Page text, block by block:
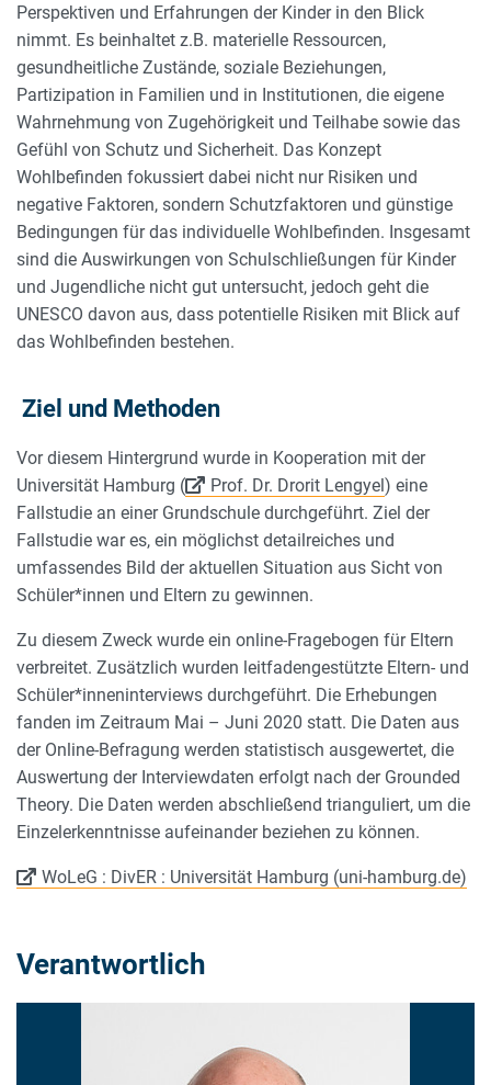
Perspektiven und Erfahrungen der Kinder in den Blick
nimmt. Es beinhaltet z.B. materielle Ressourcen,
gesundheitliche Zustände, soziale Beziehungen,
Partizipation in Familien und in Institutionen, die eigene
Wahrnehmung von Zugehörigkeit und Teilhabe sowie das
Gefühl von Schutz und Sicherheit. Das Konzept
Wohlbefinden fokussiert dabei nicht nur Risiken und
negative Faktoren, sondern Schutzfaktoren und günstige
Bedingungen für das individuelle Wohlbefinden. Insgesamt
sind die Auswirkungen von Schulschließungen für Kinder
und Jugendliche nicht gut untersucht, jedoch geht die
UNESCO davon aus, dass potentielle Risiken mit Blick auf
das Wohlbefinden bestehen.
Ziel und Methoden
Vor diesem Hintergrund wurde in Kooperation mit der
Universität Hamburg (
Prof. Dr. Drorit Lengyel) eine
Fallstudie an einer Grundschule durchgeführt. Ziel der
Fallstudie war es, ein möglichst detailreiches und
umfassendes Bild der aktuellen Situation aus Sicht von
Schüler*innen und Eltern zu gewinnen.
Zu diesem Zweck wurde ein online-Fragebogen für Eltern
verbreitet. Zusätzlich wurden leitfadengestützte Eltern- und
Schüler*inneninterviews durchgeführt. Die Erhebungen
fanden im Zeitraum Mai – Juni 2020 statt. Die Daten aus
der Online-Befragung werden statistisch ausgewertet, die
Auswertung der Interviewdaten erfolgt nach der Grounded
Theory. Die Daten werden abschließend trianguliert, um die
Einzelerkenntnisse aufeinander beziehen zu können.
WoLeG : DivER : Universität Hamburg (uni-hamburg.de)
Verantwortlich